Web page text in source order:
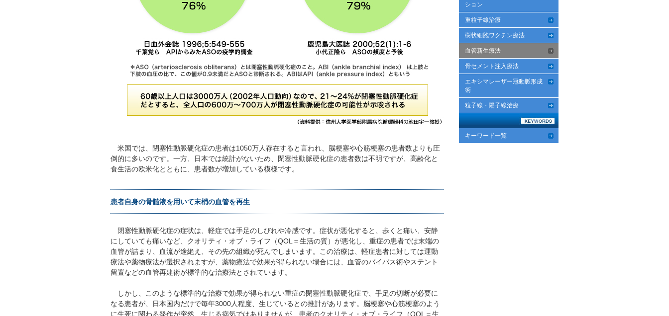
米国では、閉塞性動脈硬化症の患者は1050万人存在すると言われ、脳梗塞や心筋梗塞の患者数よりも圧
倒的に多いのです。一方、日本では統計がないため、閉塞性動脈硬化症の患者数は不明ですが、高齢化と
食生活の欧米化とともに、患者数が増加している模様です。
患者自身の骨髄液を用いて末梢の血管を再生
閉塞性動脈硬化症の症状は、軽症では手足のしびれや冷感です。症状が悪化すると、歩くと痛い、安静
にしていても痛いなど、クオリティ・オブ・ライフ（QOL＝生活の質）が悪化し、重症の患者では末端の
血管が詰まり、血流が途絶え、その先の組織が死んでしまいます。この治療は、軽症患者に対しては運動
療法や薬物療法が選択されますが、薬物療法で効果が得られない場合には、血管のバイパス術やステント
留置などの血管再建術が標準的な治療法とされています。
しかし、このような標準的な治療で効果が得られない重症の閉塞性動脈硬化症で、手足の切断が必要に
なる患者が、日本国内だけで毎年3000人程度、生じているとの推計があります。脳梗塞や心筋梗塞のよう
に生死に関わる発作が突然、生じる病気ではありませんが、患者のクオリティ・オブ・ライフ（QOL＝生
ション
重粒子線治療
樹状細胞ワクチン療法
血管新生療法
骨セメント注入療法
エキシマレーザー冠動脈形成
術
粒子線・陽子線治療
キーワード一覧